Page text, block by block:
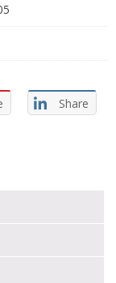
Share